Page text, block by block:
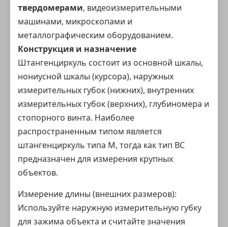
твердомерами, видеоизмерительными
машинами, микроскопами и
металлографическим оборудованием.
Конструкция и назначение
Штангенциркуль состоит из основной шкалы,
нониусной шкалы (курсора), наружных
измерительных губок (нижних), внутренних
измерительных губок (верхних), глубиномера и
стопорного винта. Наиболее
распространенным типом является
штангенциркуль типа M, тогда как тип BC
предназначен для измерения крупных
объектов.
Измерение длины (внешних размеров):
Используйте наружную измерительную губку
для зажима объекта и считайте значения